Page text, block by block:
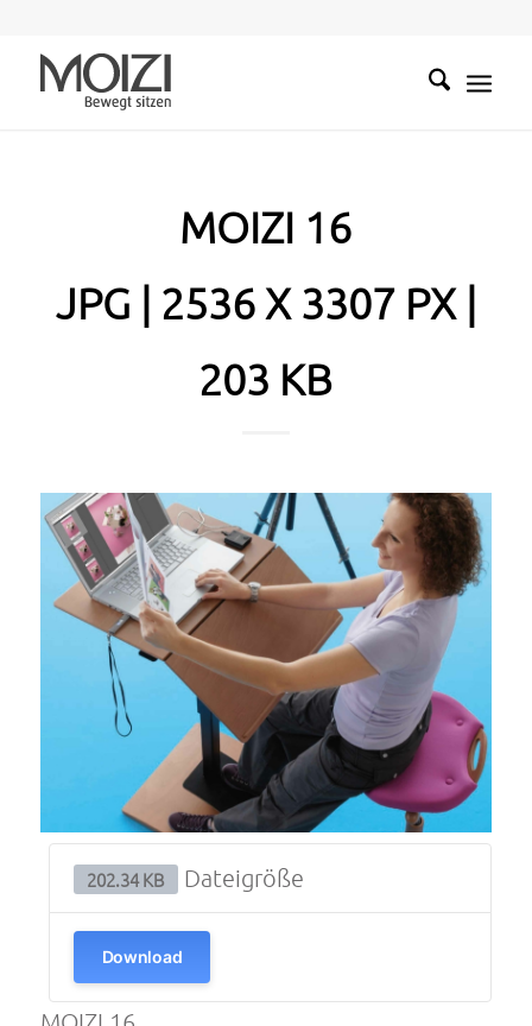
MOIZI 16
JPG | 2536 X 3307 PX |
203 KB
202.34 KB Dateigröße
Download